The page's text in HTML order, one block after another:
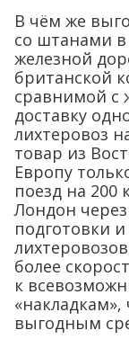
В чём же
со штанами
железной
британской
сравнимой с
доставку
лихтеровоз
товар из
Европу
поезд на 200
Лондон
подготовки
более
к
«накладкам»,
выгодным